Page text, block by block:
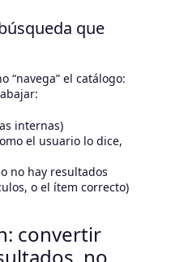
que
“navega” el catálogo:
internas)
el usuario lo dice,
no hay resultados
o el ítem correcto)
convertir
no